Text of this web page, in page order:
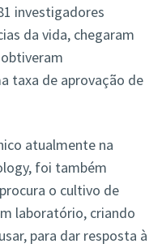
investigadores
da vida, chegaram
taxa de aprovação de
atualmente na
foi também
o cultivo de
laboratório, criando
para dar resposta à